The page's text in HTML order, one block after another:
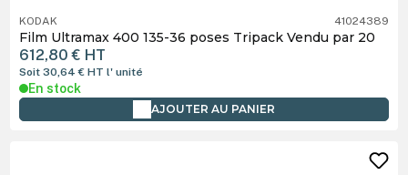
KODAK 41024389
Film Ultramax 400 135-36 poses Tripack Vendu par 20
612,80 € HT
Soit 30,64 €HTl' unité
En stock
AJOUTER AU PANIER